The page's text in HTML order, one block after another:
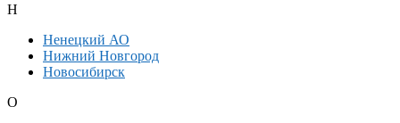
Н
Ненецкий АО
Нижний Новгород
Новосибирск
О